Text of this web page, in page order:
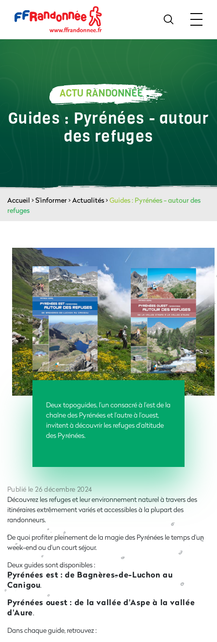
ACTU RANDONNÉE
Guides : Pyrénées - autour
des refuges
Accueil >S'informer>Actualités>Guides : Pyrénées - autour des
refuges
Deux topoguides, l’un consacré à l’est de la
chaîne des Pyrénées et l’autre à l’ouest,
invitent à découvrir les refuges d'altitude
des Pyrénées.
Publié le 26 décembre 2024
Découvrez les refuges et leur environnement naturel à travers des
itinéraires extrêmement variés et accessibles à la plupart des
randonneurs.
De quoi profiter pleinement de la magie des Pyrénées le temps d'un
week-end ou d'un court séjour.
Deux guides sont disponibles :
Pyrénées est : de Bagnères-de-Luchon au
Canigou.
Pyrénées ouest : de la vallée d'Aspe à la vallée
d'Aure.
Dans chaque guide, retrouvez :